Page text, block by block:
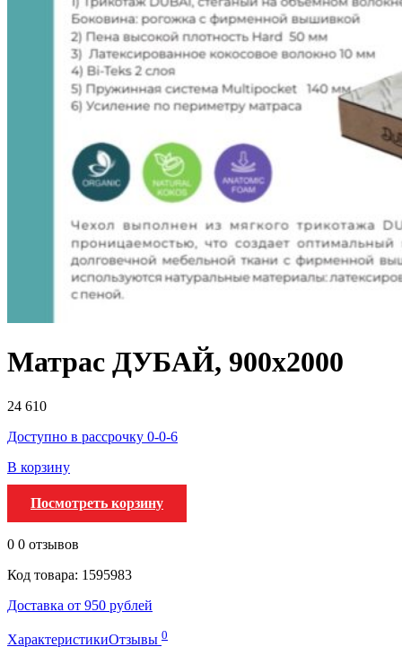
Матрас ДУБАЙ, 900х2000
24 610
Доступно в рассрочку 0-0-6
В корзину
Посмотреть корзину
0 0 отзывов
Код товара: 1595983
Доставка от 950 рублей
ХарактеристикиОтзывы 0